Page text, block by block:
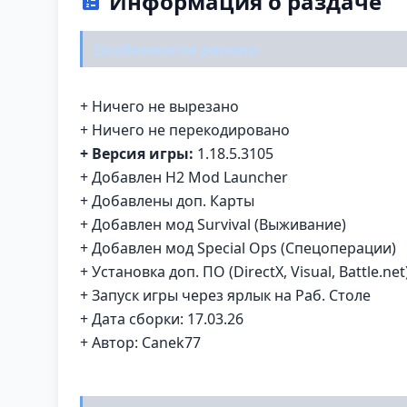
Особенности репака:
+ Ничего не вырезано
+ Ничего не перекодировано
+ Версия игры: 1.18.5.3105
+ Добавлен H2 Mod Launcher
+ Добавлены доп. Карты
+ Добавлен мод Survival (Выживание)
+ Добавлен мод Special Ops (Спецоперации)
+ Установка доп. ПО (DirectX, Visual,
+ Запуск игры через ярлык на Раб. Столе
+ Дата сборки: 17.03.26
+ Автор: Canek77